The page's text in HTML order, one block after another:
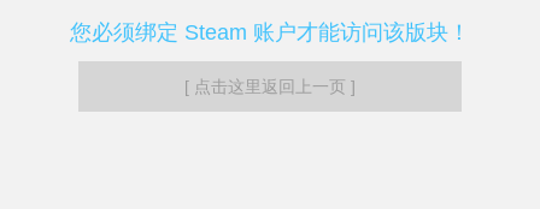
您必须绑定 Steam 账户才能访问该版块！
[ 点击这里返回上一页 ]